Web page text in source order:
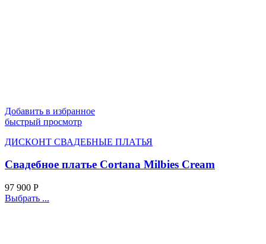
Добавить в избранное
быстрый просмотр
ДИСКОНТ СВАДЕБНЫЕ ПЛАТЬЯ
Свадебное платье Cortana Milbies Cream
97 900 Р
Выбрать ...